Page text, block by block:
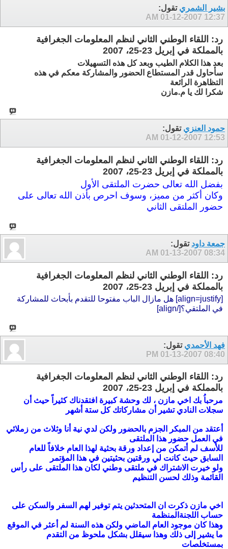
بشير الشمري تقول:
01-12-2007 12:37 AM
رد: اللقاء الوطني الثاني لنظم المعلومات الجغرافية
بالمملكة في إبريل 23-25، 2007
بعد هذا الكلام الطيب وبعد كل هذه التسهيلات
سأحاول قدر المستطاع الحضور والمشاركة معكم في هذه
التظاهرة الرائعة
شكرا لك يا م.مازن
حمود العنزي تقول:
01-12-2007 12:53 AM
رد: اللقاء الوطني الثاني لنظم المعلومات الجغرافية
بالمملكة في إبريل 23-25، 2007
بفضل الله تعالى حضرت الملتقى الأول
وكان أكثر من مميز، وسوف احرص بأذن الله تعالى على
حضور الملتقى الثاني
جمعة داود تقول:
01-13-2007 08:34 AM
رد: اللقاء الوطني الثاني لنظم المعلومات الجغرافية
بالمملكة في إبريل 23-25، 2007
[align=justify] هل مازال الباب مفتوحا للتقدم بأبحاث للمشاركة
في الملتقي؟[/align]
فهد الأحمدي تقول:
01-13-2007 08:40 PM
رد: اللقاء الوطني الثاني لنظم المعلومات الجغرافية
بالمملكة في إبريل 23-25، 2007
مرحباُ بك اخي مازن ، لك وحشة كبيرة افتقدناك كثيراً حيث أن
سجلات النادي تشير أن مشاركاتك كل ستة أشهر
أعتقد من المبكر الجزم بالحضور ولكن لدي نية أنا وثلاث من زملائي
في العمل حضور هذا الملتقى
للأسف لم أتمكن من إعداد ورقة بحثية لهذا العام خلافاً للعام
السابق حيث كانت لي ورقتين بحثيتين في هذا المؤتمر
ولو خيرت الاشتراك في ملتقى وطني لكان هذا الملتقى على رأس
القائمة وذلك لحسن التنظيم
اخي مازن ذكرت ان المتحدثين يتم توفير لهم السفر والسكن على
حساب اللجنةالمنظمة
وهذا كان موجود العام الماضي ولكن هذه السنة لم أعثر في الموقع
ما يشير إلى ذلك وهذا سيقلل بشكل ملحوظ من التقدم
بمستخلصات